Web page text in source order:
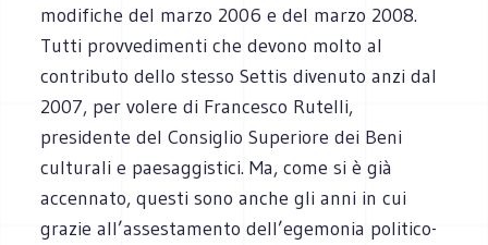
modifiche del marzo 2006 e del marzo 2008.
Tutti provvedimenti che devono molto al
contributo dello stesso Settis divenuto anzi dal
2007, per volere di Francesco Rutelli,
presidente del Consiglio Superiore dei Beni
culturali e paesaggistici. Ma, come si è già
accennato, questi sono anche gli anni in cui
grazie all’assestamento dell’egemonia politico-